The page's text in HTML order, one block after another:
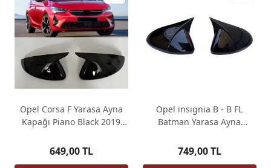
Opel Corsa F Yarasa Ayna
Kapağı Piano Black 2019
649,00 TL
Opel insignia B - B FL
Batman Yarasa Ayna
2021
749,00 TL